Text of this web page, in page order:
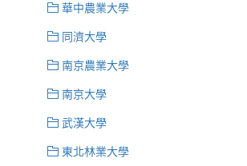
華中農業大學
同濟大學
南京農業大學
南京大學
武漢大學
東北林業大學